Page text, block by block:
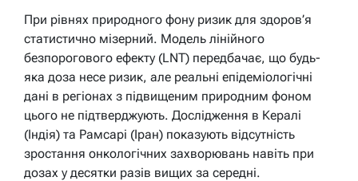
При рівнях природного фону ризик для здоров’я
статистично мізерний. Модель лінійного
безпорогового ефекту (LNT) передбачає, що будь-
яка доза несе ризик, але реальні епідеміологічні
дані в регіонах з підвищеним природним фоном
цього не підтверджують. Дослідження в Кералі
(Індія) та Рамсарі (Іран) показують відсутність
зростання онкологічних захворювань навіть при
дозах у десятки разів вищих за середні.